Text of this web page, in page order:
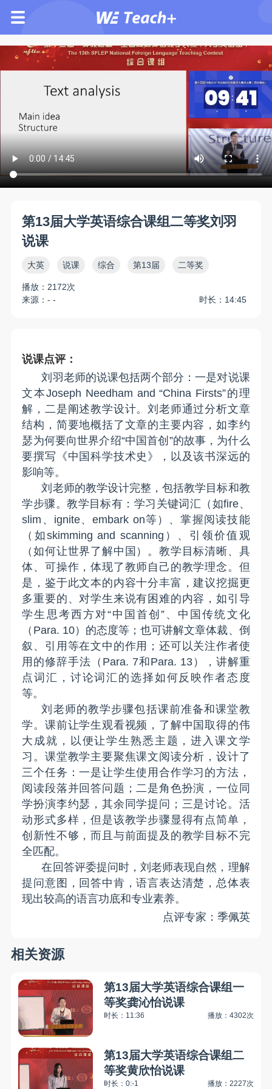
第13届大学英语综合课组二等奖刘羽
说课
大英 说课 综合 第13届 二等奖
播放：2172次
来源：- -
时长：14:45
说课点评：
刘羽老师的说课包括两个部分：一是对说课
文本Joseph Needham and “China Firsts”的理
解，二是阐述教学设计。刘老师通过分析文章
结构，简要地概括了文章的主要内容，如李约
瑟为何要向世界介绍“中国首创”的故事，为什么
要撰写《中国科学技术史》，以及该书深远的
影响等。
刘老师的教学设计完整，包括教学目标和教
学步骤。教学目标有：学习关键词汇（如fire、
slim 、 ignite、embark on等）、掌握阅读技能
（如skimming and scanning ）、引领价值观
（如何让世界了解中国）。教学目标清晰、具
体、可操作，体现了教师自己的教学理念。但
是，鉴于此文本的内容十分丰富，建议挖掘更
多重要的、对学生来说有困难的内容，如引导
学生思考西方对“中国首创”、中国传统文化
（ Para. 10）的态度等；也可讲解文章体裁、倒
叙、引用等在文中的作用；还可以关注作者使
用的修辞手法（ Para. 7和Para. 13），讲解重
点词汇，讨论词汇的选择如何反映作者态度
等。
刘老师的教学步骤包括课前准备和课堂教
学。课前让学生观看视频，了解中国取得的伟
大成就，以便让学生熟悉主题，进入课文学
习。课堂教学主要聚焦课文阅读分析，设计了
三个任务：一是让学生使用合作学习的方法，
阅读段落并回答问题；二是角色扮演，一位同
学扮演李约瑟，其余同学提问；三是讨论。活
动形式多样，但是该教学步骤显得有点简单，
创新性不够，而且与前面提及的教学目标不完
全匹配。
在回答评委提问时，刘老师表现自然，理解
提问意图，回答中肯，语言表达清楚，总体表
现出较高的语言功底和专业素养。
点评专家：季佩英
相关资源
第13届大学英语综合课组一
等奖龚沁怡说课
时长：11:36 播放：4302次
第13届大学英语综合课组二
等奖黄欣怡说课
时长：0:-1 播放：2227次